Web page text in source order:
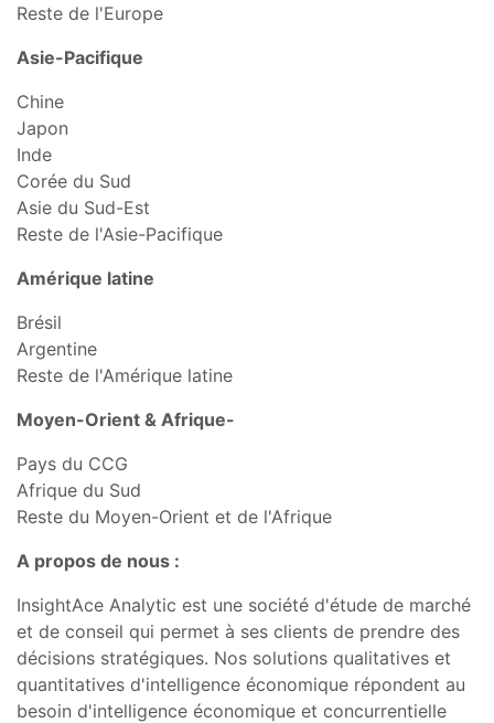
Reste de l'Europe
Asie-Pacifique
Chine
Japon
Inde
Corée du Sud
Asie du Sud-Est
Reste de l'Asie-Pacifique
Amérique latine
Brésil
Argentine
Reste de l'Amérique latine
Moyen-Orient & Afrique-
Pays du CCG
Afrique du Sud
Reste du Moyen-Orient et de l'Afrique
A propos de nous :
InsightAce Analytic est une société d'étude de marché
et de conseil qui permet à ses clients de prendre des
décisions stratégiques. Nos solutions qualitatives et
quantitatives d'intelligence économique répondent au
besoin d'intelligence économique et concurrentielle